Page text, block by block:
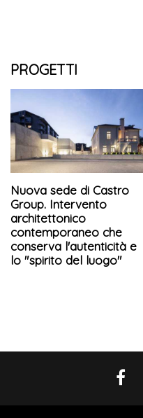
PROGETTI
Nuova sede di Castro
Group. Intervento
architettonico
contemporaneo che
conserva l'autenticità e
lo "spirito del luogo"